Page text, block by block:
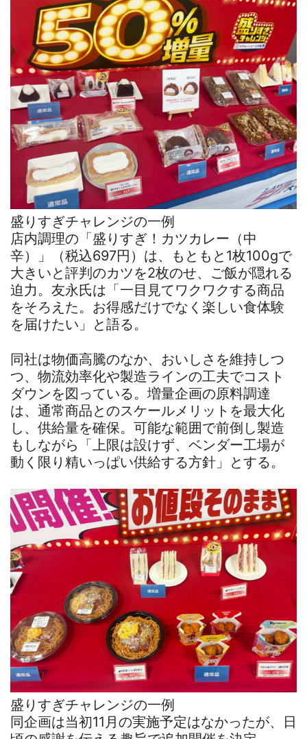
盛りすぎチャレンジの一例
店内調理の「盛りすぎ！カツカレー（中
辛）」（税込697円）は、もともと1枚100gで
大きいと評判のカツを2枚のせ、ご飯が隠れる
迫力。友永氏は「一目見てワクワクする商品
をそろえた。お得感だけでなく楽しい食体験
を届けたい」と語る。
同社は物価高騰のなか、おいしさを維持しつ
つ、物流効率化や製造ラインの工夫でコスト
ダウンを図っている。増量企画の原料調達
は、通常商品とのスケールメリットを最大化
し、供給量を確保。可能な範囲で前倒し製造
もしながら「上限は設けず、ベンダー工場が
動く限り精いっぱい供給する方針」とする。
盛りすぎチャレンジの一例
同企画は当初11月の実施予定はなかったが、日